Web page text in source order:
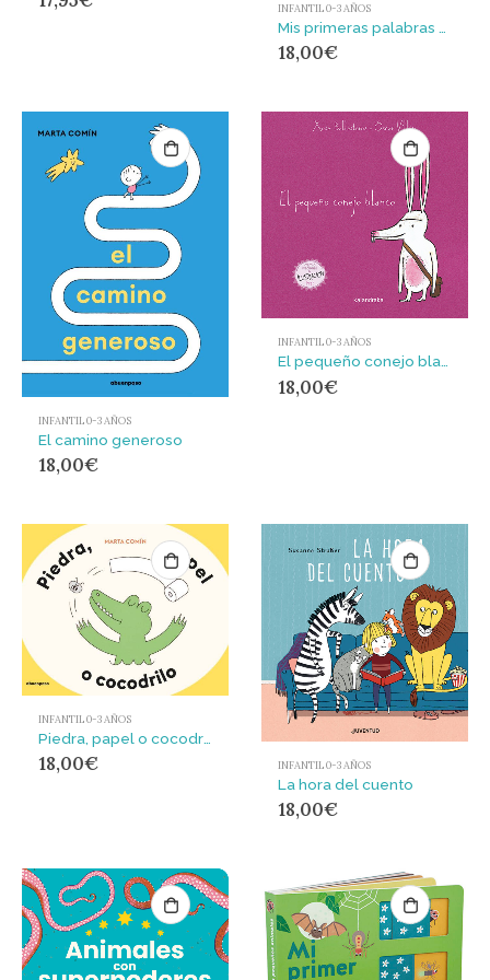
INFANTIL 0-3 AÑOS
18,00€
INFANTIL 0-3 AÑOS
El camino generoso
18,00€
INFANTIL 0-3 AÑOS
18,00€
INFANTIL 0-3 AÑOS
18,00€ INFANTIL 0-3 AÑOS
La hora del cuento
18,00€